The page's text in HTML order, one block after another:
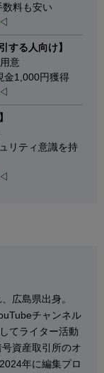
数料も安い
◁
する人向け】
意
1,000円獲得
◁
リティ意識を持
◁
広島県出身。
チャンネル
てライター活動
資産取引所のオ
年に編集プロ